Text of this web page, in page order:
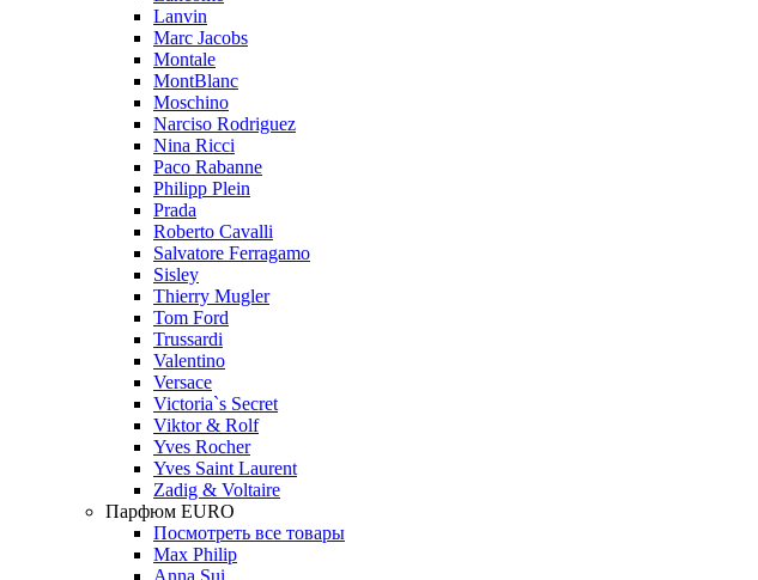
Lanvin
Marc Jacobs
Montale
MontBlanc
Moschino
Narciso Rodriguez
Nina Ricci
Paco Rabanne
Philipp Plein
Prada
Roberto Cavalli
Salvatore Ferragamo
Sisley
Thierry Mugler
Tom Ford
Trussardi
Valentino
Versace
Victoria`s Secret
Viktor & Rolf
Yves Rocher
Yves Saint Laurent
Zadig & Voltaire
Парфюм EURO
Посмотреть все товары
Max Philip
Anna Sui